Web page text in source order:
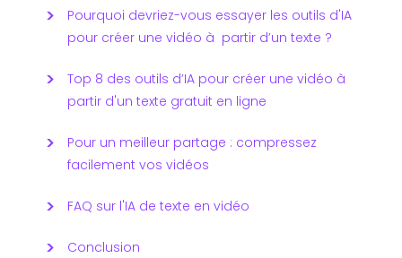
Pourquoi devriez-vous essayer les outils d'IA
pour créer une vidéo à partir d’un texte ?
Top 8 des outils d’IA pour créer une vidéo à
partir d'un texte gratuit en ligne
Pour un meilleur partage : compressez
facilement vos vidéos
FAQ sur l'IA de texte en vidéo
Conclusion